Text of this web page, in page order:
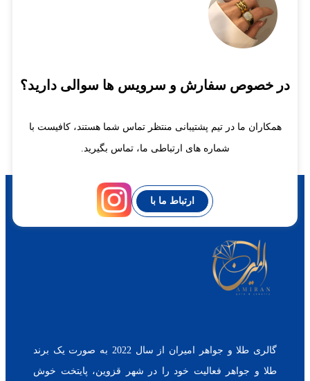
در خصوص سفارش و سرویس ها سوالی دارید؟
همکاران ما در تیم پشتیبانی منتظر تماس شما هستند، کافیست با
شماره های ارتباطی ما، تماس بگیرید.
ارتباط ما با
گالری طلا و جواهر امیران از سال 2022 به صورت یک برند
طلا و جواهر فعالیت خود را در شهر قزوین، پایتخت خوش